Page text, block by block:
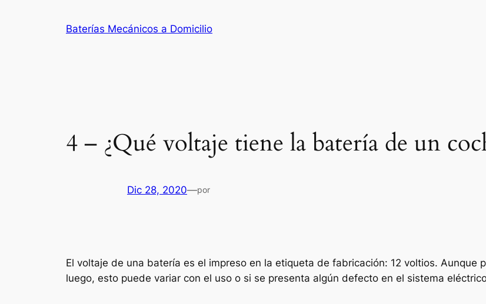
Baterías Mecánicos a Domicilio
4 – ¿Qué voltaje tiene la batería de un
Dic 28, 2020—por
El voltaje de una batería es el impreso en la etiqueta de fabricación: 12 voltios. Aunque
luego, esto puede variar con el uso o si se presenta algún defecto en el sistema